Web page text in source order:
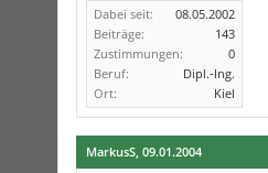
Dabei seit:
08.05.2002
Beiträge:
143
Zustimmungen:
0
Beruf:
Dipl.-Ing.
Ort:
Kiel
MarkusS, 09.01.2004